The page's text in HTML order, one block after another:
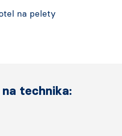
na pelety
na technika: